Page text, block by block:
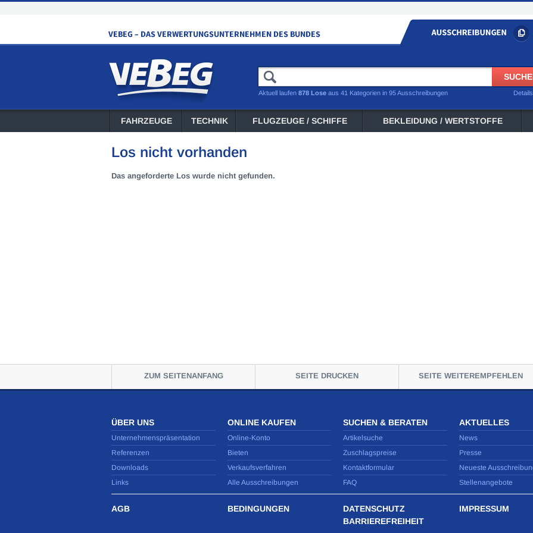
Aktuell laufen 878 Lose aus 41 Kategorien in 95 Ausschreibungen
FAHRZEUGE TECHNIK FLUGZEUGE / SCHIFFE BEKLEIDUNG / WERTSTOFFE
Los nicht vorhanden
Das angeforderte Los wurde nicht gefunden.
ZUM SEITENANFANG SEITE DRUCKEN SEITE WEITEREMPFEHLEN
ÜBER UNS
Unternehmenspräsentation
Referenzen
Downloads
Links
ONLINE KAUFEN
Online-Konto
Bieten
Verkaufsverfahren
Alle Ausschreibungen
SUCHEN & BERATEN
Artikelsuche
Zuschlagspreise
Kontaktformular
FAQ
AKTUELLES
News
Presse
Neueste
Stellenangebote
AGB BEDINGUNGEN
DATENSCHUTZ
BARRIEREFREIHEIT
IMPRESSUM